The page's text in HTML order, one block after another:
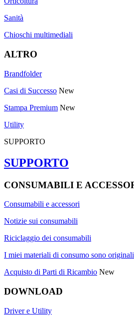
Sanità
Chioschi multimediali
ALTRO
Brandfolder
Casi di Successo New
Stampa Premium New
Utility
SUPPORTO
SUPPORTO
CONSUMABILI E
Consumabili e accessori
Notizie sui consumabili
Riciclaggio dei consumabili
I miei materiali di consumo sono
Acquisto di Parti di Ricambio New
DOWNLOAD
Driver e Utility